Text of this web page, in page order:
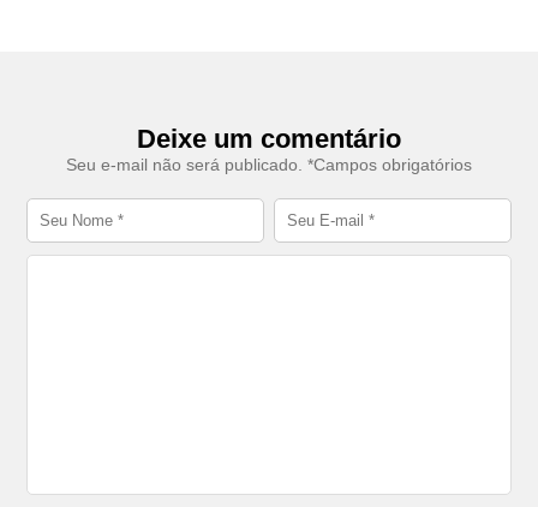
Deixe um comentário
Seu e-mail não será publicado. *Campos obrigatórios